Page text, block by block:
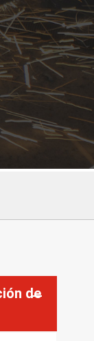
de